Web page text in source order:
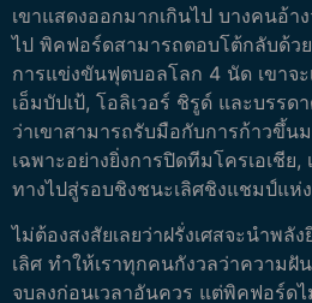
เขาแสดงออกมากเกินไป บางคนอ้า
ไป พิคฟอร์ดสามารถตอบโต้กลับด้ว
การแข่งขันฟุตบอลโลก 4 นัด เขาจ
เอ็มบัปเป้, โอลิเวอร์ ชิรูด์ และบรรด
ว่าเขาสามารถรับมือกับการก้าวขึ้น
เฉพาะอย่างยิ่งการปิดทีมโครเอเชีย,
ทางไปสู่รอบชิงชนะเลิศชิงแชมป์แห่
ไม่ต้องสงสัยเลยว่าฝรั่งเศสจะนำพลั
เลิศ ทำให้เราทุกคนกังวลว่าความฝั
จบลงก่อนเวลาอันควร แต่พิคฟอร์ด